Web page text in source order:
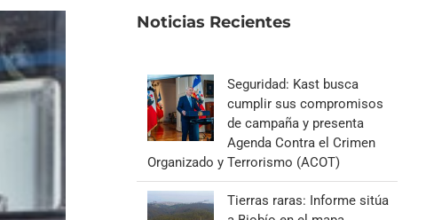
Noticias Recientes
Seguridad: Kast busca
cumplir sus compromisos
de campaña y presenta
Agenda Contra el Crimen
Organizado y Terrorismo (ACOT)
Tierras raras: Informe sitúa